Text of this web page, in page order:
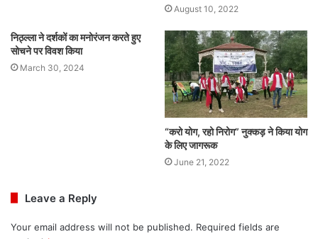
August 10, 2022
निठ्ल्ला ने दर्शकों का मनोरंजन करते हुए
सोचने पर विवश किया
March 30, 2024
“करो योग, रहो निरोग” नुक्कड़ ने किया योग
के लिए जागरूक
June 21, 2022
Leave a Reply
Your email address will not be published. Required fields are